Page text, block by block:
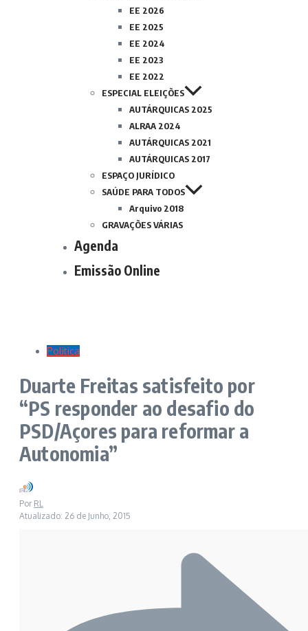
EE 2026
EE 2025
EE 2024
EE 2023
EE 2022
ESPECIAL ELEIÇÕES
AUTÁRQUICAS 2025
ALRAA 2024
AUTÁRQUICAS 2021
AUTÁRQUICAS 2017
ESPAÇO JURÍDICO
SAÚDE PARA TODOS
Arquivo 2018
GRAVAÇÕES VÁRIAS
Agenda
Emissão Online
Politica
Duarte Freitas satisfeito por
“PS responder ao desafio do
PSD/Açores para reformar a
Autonomia”
Por RL
Atualizado: 26 de Junho, 2015